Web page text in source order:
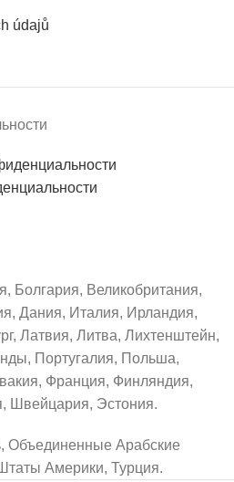
údajů
Болгария, Великобритания,
Дания, Италия, Ирландия,
Латвия, Литва, Лихтенштейн,
Португалия, Польша,
Франция, Финляндия,
Швейцария, Эстония.
Объединенные Арабские
Америки, Турция.